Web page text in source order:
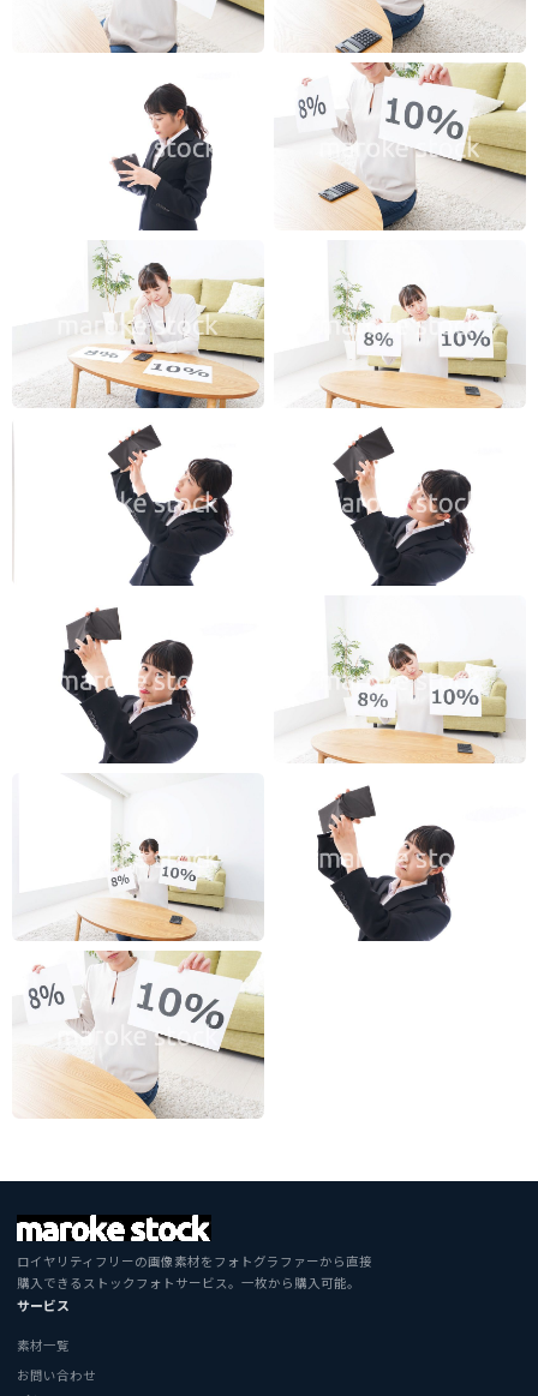
ロイヤリティフリーの画像素材をフォトグラファーから直接
購入できるストックフォトサービス。一枚から購入可能。
サービス
素材一覧
お問い合わせ